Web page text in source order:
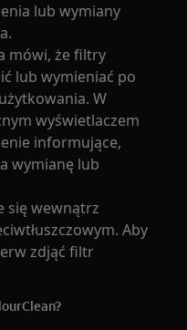
lub wymiany
mówi, że filtry
lub wymieniać po
W
wyświetlaczem
informujące,
wymianę lub
się wewnątrz
Aby
zdjąć filtr